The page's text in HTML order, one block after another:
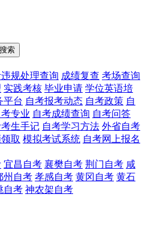
搜索
违规处理查询 成绩复查 考场查询
实践考核 毕业申请 学位英语培
平台 自考报考动态 自考政策 自
考专业 自考成绩查询 自考问答
考生手记 自考学习方法 外省自考
取 模拟考试系统 自考网上报名
宜昌自考 襄樊自考 荆门自考 咸
州自考 孝感自考 黄冈自考 黄石
自考 神农架自考